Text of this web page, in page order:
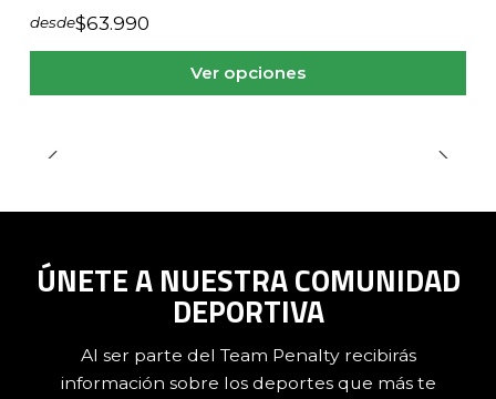
desde$63.990
Ver opciones
ÚNETE A NUESTRA COMUNIDAD
DEPORTIVA
Al ser parte del Team Penalty recibirás
información sobre los deportes que más te